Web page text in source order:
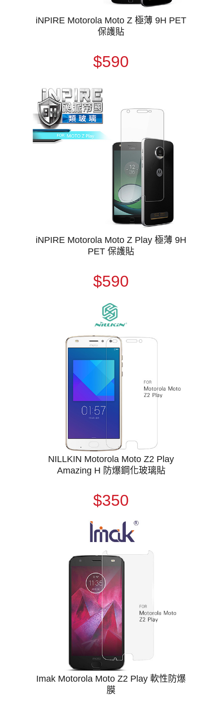
iNPIRE Motorola Moto Z 極薄 9H PET
保護貼
$590
iNPIRE Motorola Moto Z Play 極薄 9H
PET 保護貼
$590
NILLKIN Motorola Moto Z2 Play
Amazing H 防爆鋼化玻璃貼
$350
Imak Motorola Moto Z2 Play 軟性防爆
膜